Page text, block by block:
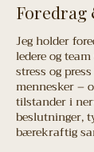
Jeg holder
ledere og
stress og
mennesker –
tilstander i
beslutninger,
bærekraftig